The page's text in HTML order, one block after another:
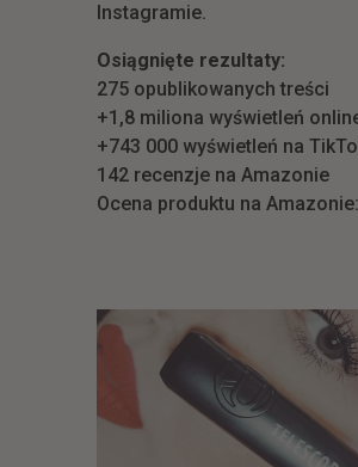
Instagramie.
Osiągnięte rezultaty:
275 opublikowanych treści
+1,8 miliona wyświetleń
+743 000 wyświetleń na
142 recenzje na Amazonie
Ocena produktu na